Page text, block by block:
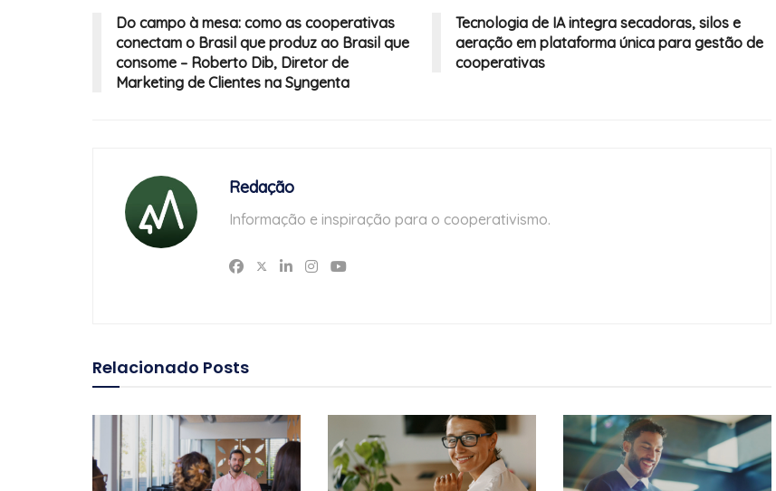
Do campo à mesa: como as cooperativas
conectam o Brasil que produz ao Brasil que
consome – Roberto Dib, Diretor de
Marketing de Clientes na Syngenta
Tecnologia de IA integra secadoras, silos e
aeração em plataforma única para gestão de
cooperativas
Redação
Informação e inspiração para o cooperativismo.
Relacionado Posts